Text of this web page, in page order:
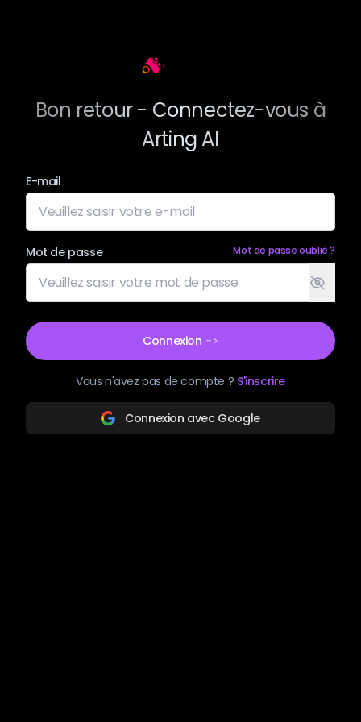
Bon retour - Connectez-vous à
Arting AI
E-mail
Mot de passe Mot de passe oublié ?
Connexion ->
Vous n'avez pas de compte ? S'inscrire
Connexion avec Google